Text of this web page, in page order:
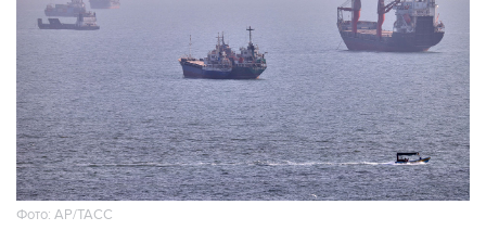
Фото: AP/ТАСС